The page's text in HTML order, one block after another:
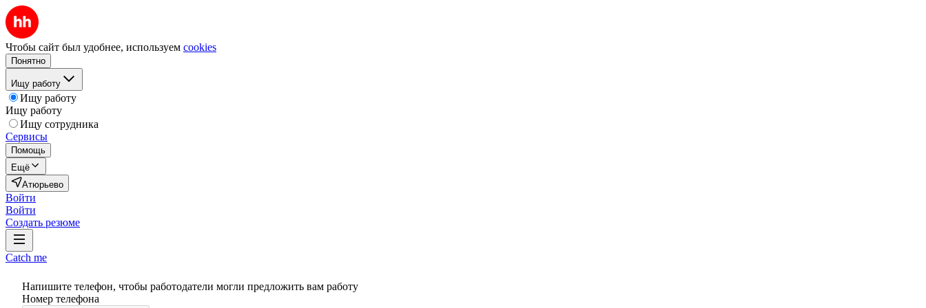
Чтобы сайт был удобнее, используем cookies
Понятно
Ищу работу
Ищу работу
Ищу работу
Ищу сотрудника
Сервисы
Помощь
Ещё
Атюрьево
Войти
Войти
Создать резюме
Catch me
Напишите телефон, чтобы работодатели могли предложить вам работу
Номер телефона